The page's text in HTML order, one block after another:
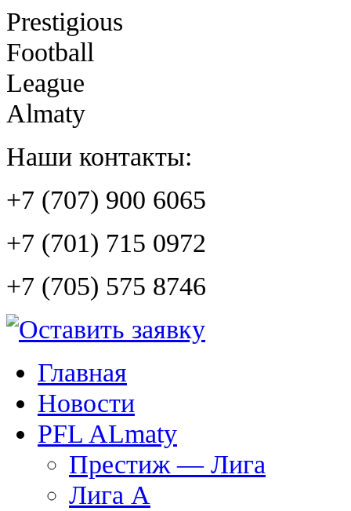
Prestigious
Football
League
Almaty
Наши контакты:
+7 (707) 900 6065
+7 (701) 715 0972
+7 (705) 575 8746
Главная
Новости
PFL ALmaty
Престиж — Лига
Лига А